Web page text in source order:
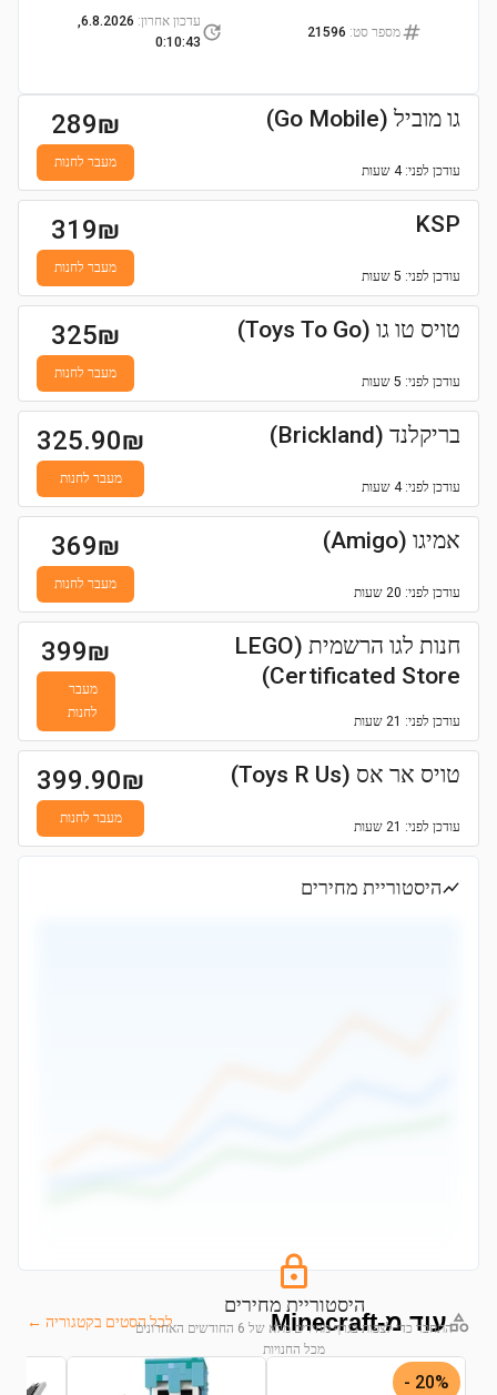
מספר סט:
21596
עדכון אחרון:
6.8.2026,
0:10:43
גו מוביל (Go Mobile)
עודכן לפני: 4 שעות
289₪
מעבר לחנות
KSP
עודכן לפני: 5 שעות
319₪
מעבר לחנות
טויס טו גו (Toys To Go)
עודכן לפני: 5 שעות
325₪
מעבר לחנות
בריקלנד (Brickland)
עודכן לפני: 4 שעות
325.90₪
מעבר לחנות
אמיגו (Amigo)
עודכן לפני: 20 שעות
369₪
מעבר לחנות
חנות לגו הרשמית (LEGO
Certificated Store)
עודכן לפני: 21 שעות
399₪
מעבר
לחנות
טויס אר אס (Toys R Us)
עודכן לפני: 21 שעות
399.90₪
מעבר לחנות
היסטוריית מחירים
היסטוריית מחירים
התחבר כדי לצפות בגרף מחירים מלא של 6 החודשים האחרונים
מכל החנויות
עוד מ-Minecraft לכל הסטים בקטגוריה ←
20% -